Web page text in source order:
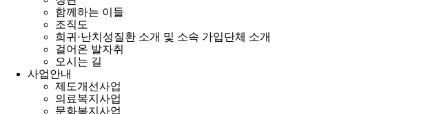
함께하는 이들
조직도
희귀·난치성질환 소개 및 소속 가입단체 소개
걸어온 발자취
오시는 길
사업안내
제도개선사업
의료복지사업
문화복지사업